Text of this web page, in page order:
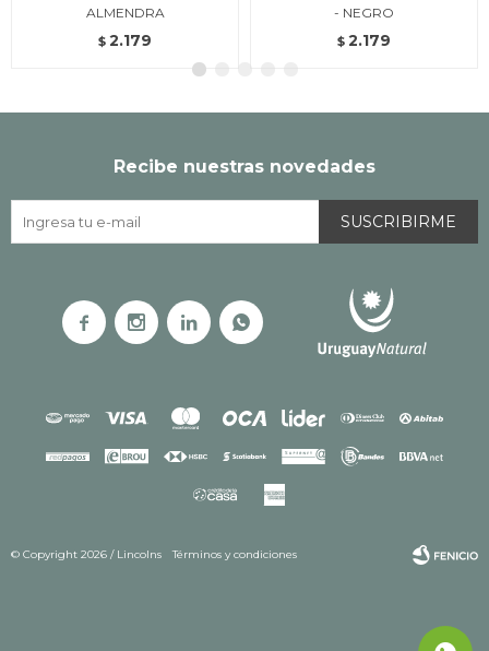
ALMENDRA
$ 2.179
- NEGRO
$ 2.179
Recibe nuestras novedades
SUSCRIBIRME
   
© Copyright 2026 / Lincolns Términos y condiciones